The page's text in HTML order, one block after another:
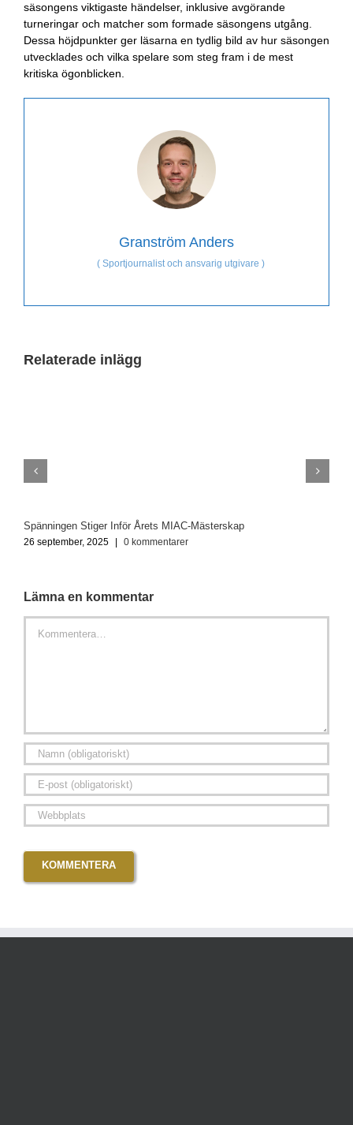
säsongens viktigaste händelser, inklusive avgörande
turneringar och matcher som formade säsongens utgång.
Dessa höjdpunkter ger läsarna en tydlig bild av hur säsongen
utvecklades och vilka spelare som steg fram i de mest
kritiska ögonblicken.
Granström Anders
(Sportjournalist och ansvarig utgivare )
Relaterade inlägg
Spänningen Stiger Inför Årets MIAC-Mästerskap
26 september, 2025 | 0 kommentarer
Lämna en kommentar